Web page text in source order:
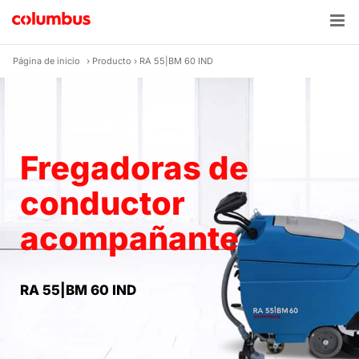
content
Página de inicio › Producto › RA 55|BM 60 IND
Fregadoras de
conductor
acompañante
RA 55|BM 60 IND